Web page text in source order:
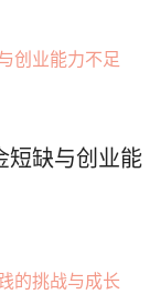
短缺与创业能